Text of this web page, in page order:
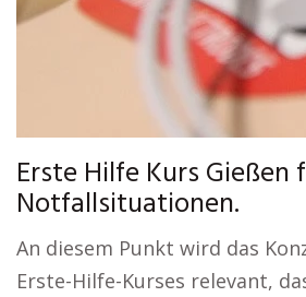
Erste Hilfe Kurs Gießen
Notfallsituationen.
An diesem Punkt wird das
Erste-Hilfe-Kurses relevant,